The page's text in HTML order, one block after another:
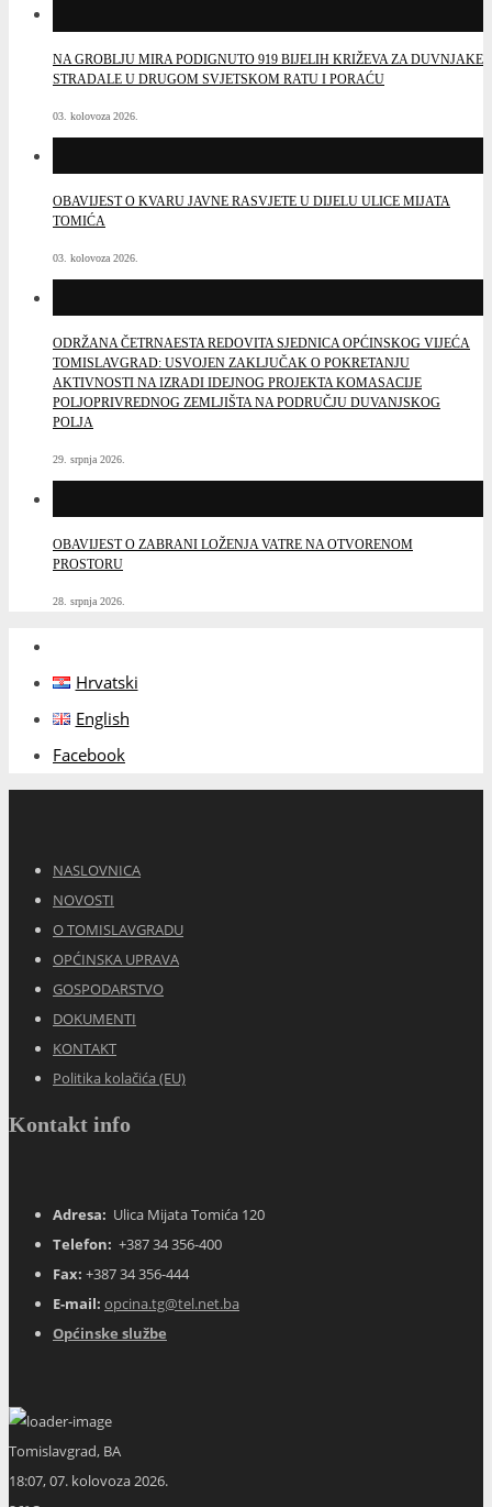
NA GROBLJU MIRA PODIGNUTO 919 BIJELIH KRIŽEVA ZA DUVNJAKE
STRADALE U DRUGOM SVJETSKOM RATU I PORAĆU
03. kolovoza 2026.
OBAVIJEST O KVARU JAVNE RASVJETE U DIJELU ULICE MIJATA
TOMIĆA
03. kolovoza 2026.
ODRŽANA ČETRNAESTA REDOVITA SJEDNICA OPĆINSKOG VIJEĆA
TOMISLAVGRAD: USVOJEN ZAKLJUČAK O POKRETANJU
AKTIVNOSTI NA IZRADI IDEJNOG PROJEKTA KOMASACIJE
POLJOPRIVREDNOG ZEMLJIŠTA NA PODRUČJU DUVANJSKOG
POLJA
29. srpnja 2026.
OBAVIJEST O ZABRANI LOŽENJA VATRE NA OTVORENOM
PROSTORU
28. srpnja 2026.
Hrvatski
English
Facebook
NASLOVNICA
NOVOSTI
O TOMISLAVGRADU
OPĆINSKA UPRAVA
GOSPODARSTVO
DOKUMENTI
KONTAKT
Politika kolačića (EU)
Kontakt info
Adresa: Ulica Mijata Tomića 120
Telefon: +387 34 356-400
Fax: +387 34 356-444
E-mail: opcina.tg@tel.net.ba
Općinske službe
Tomislavgrad, BA
18:07,07. kolovoza 2026.